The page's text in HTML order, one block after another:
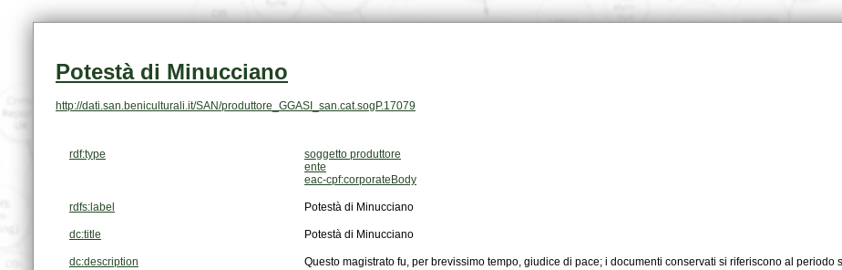
Potestà di Minucciano
http://dati.san.beniculturali.it/SAN/produttore_GGASI_san.cat.sogP.17079
rdf:type
soggetto produttore
ente
eac-cpf:corporateBody
rdfs:label Potestà di Minucciano
dc:title Potestà di Minucciano
dc:description Questo magistrato fu, per brevissimo tempo, giudice di pace; i documenti conservati si riferiscono al